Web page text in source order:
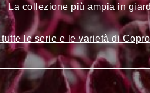
La collezione più ampia in
le serie e le varietà di